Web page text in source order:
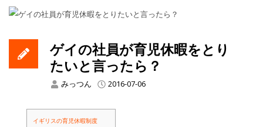
ゲイの社員が育児休暇をとり
たいと言ったら？
みっつん 2016-07-06
イギリスの育児休暇制度